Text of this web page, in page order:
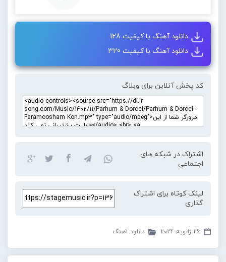
دانلود آهنگ با کیفیت 128
دانلود آهنگ با کیفیت 320
کد پخش آنلاین برای وبلاگ
اشتراک در شبکه های
اجتماعی
لینک کوتاه برای اشتراک
گذاری
26 ژانویه 2024 دانلود آهنگ